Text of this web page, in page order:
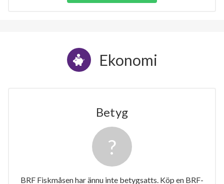
Ekonomi
Betyg
BRF Fiskmåsen har ännu inte betygsatts. Köp en BRF-